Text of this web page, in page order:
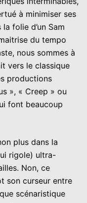
à minimiser ses
folie d’un Sam
du tempo
nous sommes à
vers le classique
productions
», « Creep » ou
font beaucoup
plus dans la
rigole) ultra-
Non, ce
son curseur entre
scénaristique